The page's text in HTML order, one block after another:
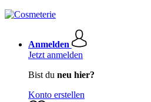
Anmelden
Jetzt anmelden
Bist du neu hier?
Konto erstellen